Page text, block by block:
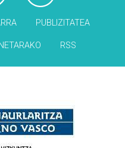
PUBLIZITATEA
RSS